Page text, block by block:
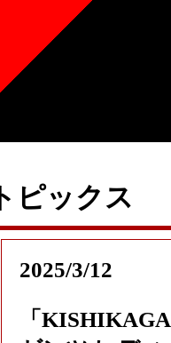
トピックス
2025/3/12
「